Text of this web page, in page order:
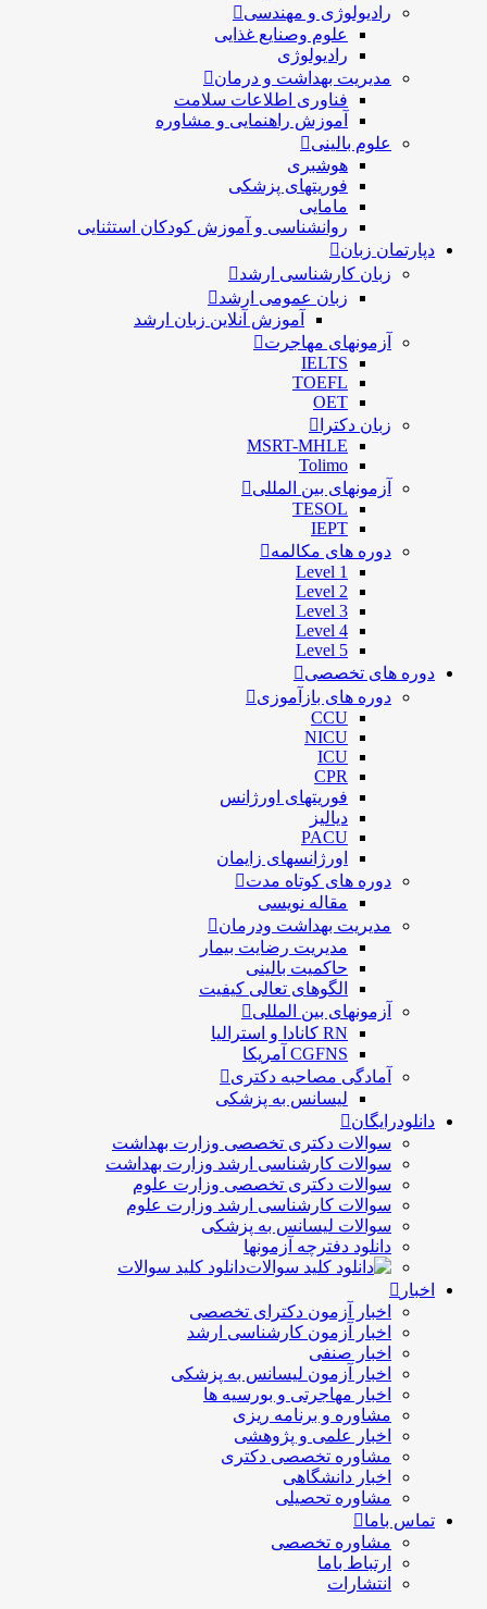
رادیولوژی و مهندسی
علوم وصنایع غذایی
رادیولوژی
مدیریت بهداشت و درمان
فناوری اطلاعات سلامت
آموزش راهنمایی و مشاوره
علوم بالینی
هوشبری
فوریتهای پزشکی
مامایی
روانشناسی و آموزش کودکان استثنایی
دپارتمان زبان
زبان کارشناسی ارشد
زبان عمومی ارشد
آموزش آنلاین زبان ارشد
آزمونهای مهاجرت
IELTS
TOEFL
OET
زبان دکترا
MSRT-MHLE
Tolimo
آزمونهای بین المللی
TESOL
IEPT
دوره های مکالمه
Level 1
Level 2
Level 3
Level 4
Level 5
دوره های تخصصی
دوره های بازآموزی
CCU
NICU
ICU
CPR
فوریتهای اورژانس
دیالیز
PACU
اورژانسهای زایمان
دوره های کوتاه مدت
مقاله نویسی
مدیریت بهداشت ودرمان
مديريت رضايت بيمار
حاكميت بالينی
الگوهای تعالی کيفيت
آزمونهای بین المللی
RN کانادا و استرالیا
CGFNS آمریکا
آمادگی مصاحبه دکتری
لیسانس به پزشکی
دانلودرایگان
سوالات دکتری تخصصی وزارت بهداشت
سوالات کارشناسی ارشد وزارت بهداشت
سوالات دکتری تخصصی وزارت علوم
سوالات کارشناسی ارشد وزارت علوم
سوالات لیسانس به پزشکی
دانلود دفترچه آزمونها
دانلود کلید سوالات
اخبار
اخبار آزمون دکترای تخصصی
اخبار آزمون کارشناسی ارشد
اخبار صنفی
اخبار آزمون لیسانس به پزشکی
اخبار مهاجرتی و بورسیه ها
مشاوره و برنامه ریزی
اخبار علمی و پژوهشی
مشاوره تخصصی دکتری
اخبار دانشگاهی
مشاوره تحصیلی
تماس باما
مشاوره تخصصی
ارتباط باما
انتشارات